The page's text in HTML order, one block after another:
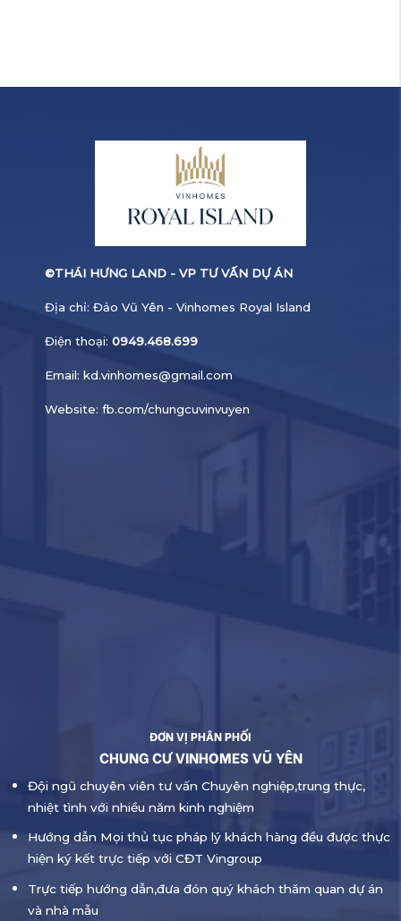
©THÁI HƯNG LAND - VP TƯ VẤN DỰ ÁN
Địa chỉ: Đảo Vũ Yên - Vinhomes Royal Island
Điện thoại: 0949.468.699
Email: kd.vinhomes@gmail.com
Website: fb.com/chungcuvinvuyen
ĐƠN VỊ PHÂN PHỐI
CHUNG CƯ VINHOMES VŨ YÊN
Đội ngũ chuyên viên tư vấn Chuyên nghiệp,trung thực,
nhiệt tình với nhiều năm kinh nghiệm
Hướng dẫn Mọi thủ tục pháp lý khách hàng đều được thực
hiện ký kết trực tiếp với CĐT Vingroup
Trực tiếp hướng dẫn,đưa đón quý khách thăm quan dự án
và nhà mẫu